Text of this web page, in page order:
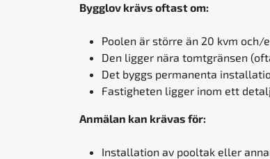
Bygglov krävs oftast om:
Poolen är större än 20 kvm och/
Den ligger nära tomtgränsen
Det byggs permanenta
Fastigheten ligger inom ett
Anmälan kan krävas för:
Installation av pooltak eller